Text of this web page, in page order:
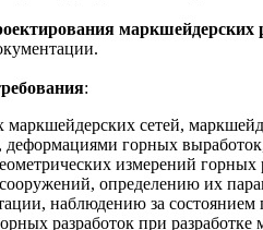
маркшейдерских
:
сетей,
горных
измерений горных
определению их
наблюдению за состоянием
разработок при